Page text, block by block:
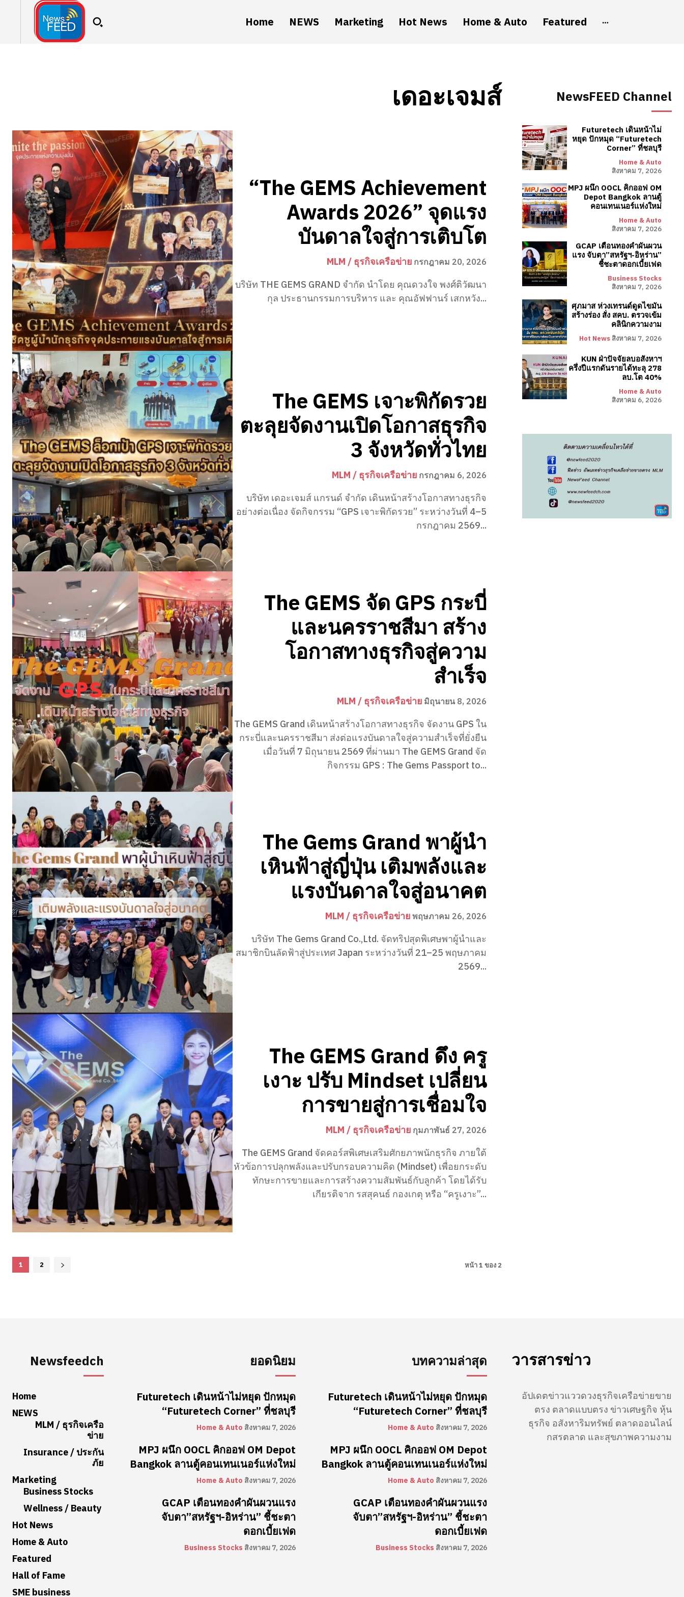
Home NEWS Marketing Hot News Home & Auto Featured
เดอะเจมส์
“The GEMS Achievement
Awards 2026” จุดแรง
บันดาลใจสู่การเติบโต
MLM / ธุรกิจเครือข่าย กรกฎาคม 20, 2026
บริษัท THE GEMS GRAND จำกัด นำโดย คุณดวงใจ พงศ์ติวัฒนา
กุล ประธานกรรมการบริหาร และ คุณอัฟฟานร์ เสกหวัง...
The GEMS เจาะพิกัดรวย
ตะลุยจัดงานเปิดโอกาสธุรกิจ
3 จังหวัดทั่วไทย
MLM / ธุรกิจเครือข่าย กรกฎาคม 6, 2026
บริษัท เดอะเจมส์ แกรนด์ จำกัด เดินหน้าสร้างโอกาสทางธุรกิจ
อย่างต่อเนื่อง จัดกิจกรรม “GPS เจาะพิกัดรวย” ระหว่างวันที่ 4–5
กรกฎาคม 2569...
The GEMS จัด GPS กระบี่
และนครราชสีมา สร้าง
โอกาสทางธุรกิจสู่ความ
สำเร็จ
MLM / ธุรกิจเครือข่าย มิถุนายน 8, 2026
The GEMS Grand เดินหน้าสร้างโอกาสทางธุรกิจ จัดงาน GPS ใน
กระบี่และนครราชสีมา ส่งต่อแรงบันดาลใจสู่ความสำเร็จที่ยั่งยืน
เมื่อวันที่ 7 มิถุนายน 2569 ที่ผ่านมา The GEMS Grand จัด
กิจกรรม GPS : The Gems Passport to...
The Gems Grand พาผู้นำ
เหินฟ้าสู่ญี่ปุ่น เติมพลังและ
แรงบันดาลใจสู่อนาคต
MLM / ธุรกิจเครือข่ายพฤษภาคม 26, 2026
บริษัท The Gems Grand Co.,Ltd. จัดทริปสุดพิเศษพาผู้นำและ
สมาชิกบินลัดฟ้าสู่ประเทศ Japan ระหว่างวันที่ 21–25 พฤษภาคม
2569...
The GEMS Grand ดึง ครู
เงาะ ปรับ Mindset เปลี่ยน
การขายสู่การเชื่อมใจ
MLM / ธุรกิจเครือข่าย กุมภาพันธ์ 27, 2026
The GEMS Grand จัดคอร์สพิเศษเสริมศักยภาพนักธุรกิจ ภายใต้
หัวข้อการปลุกพลังและปรับกรอบความคิด (Mindset) เพื่อยกระดับ
ทักษะการขายและการสร้างความสัมพันธ์กับลูกค้า โดยได้รับ
เกียรติจาก รสสุคนธ์ กองเกตุ หรือ “ครูเงาะ”...
1 2 หน้า 1 ของ 2
NewsFEED Channel
Futuretech เดินหน้าไม่
หยุด ปักหมุด “Futuretech
Corner” ที่ชลบุรี
Home & Auto
สิงหาคม 7, 2026
MPJ ผนึก OOCL คิกออฟ OM
Depot Bangkok ลานตู้
คอนเทนเนอร์แห่งใหม่
Home & Auto
สิงหาคม 7, 2026
GCAP เตือนทองคำผันผวน
แรง จับตา”สหรัฐฯ-อิหร่าน”
ชี้ชะตาดอกเบี้ยเฟด
Business Stocks
สิงหาคม 7, 2026
ศุภมาส ห่วงเทรนด์ดูดไขมัน
สร้างร่อง สั่ง สคบ. ตรวจเข้ม
คลินิกความงาม
Hot News สิงหาคม 7, 2026
KUN ฝ่าปัจจัยลบอสังหาฯ
ครึ่งปีแรกดันรายได้ทะลุ 278
ลบ.โต 40%
Home & Auto
สิงหาคม 6, 2026
Newsfeedch
Home
NEWS
MLM / ธุรกิจเครือ
ข่าย
Insurance / ประกัน
ภัย
Marketing
Business Stocks
Wellness / Beauty
Hot News
Home & Auto
Featured
Hall of Fame
SME business
ยอดนิยม
Futuretech เดินหน้าไม่หยุด ปักหมุด
“Futuretech Corner” ที่ชลบุรี
Home & Auto สิงหาคม 7, 2026
MPJ ผนึก OOCL คิกออฟ OM Depot
Bangkok ลานตู้คอนเทนเนอร์แห่งใหม่
Home & Auto สิงหาคม 7, 2026
GCAP เตือนทองคำผันผวนแรง
จับตา”สหรัฐฯ-อิหร่าน” ชี้ชะตา
ดอกเบี้ยเฟด
Business Stocks สิงหาคม 7, 2026
บทความล่าสุด
Futuretech เดินหน้าไม่หยุด ปักหมุด
“Futuretech Corner” ที่ชลบุรี
Home & Auto สิงหาคม 7, 2026
MPJ ผนึก OOCL คิกออฟ OM Depot
Bangkok ลานตู้คอนเทนเนอร์แห่งใหม่
Home & Auto สิงหาคม 7, 2026
GCAP เตือนทองคำผันผวนแรง
จับตา”สหรัฐฯ-อิหร่าน” ชี้ชะตา
ดอกเบี้ยเฟด
Business Stocks สิงหาคม 7, 2026
วารสารข่าว
อัปเดตข่าวแววดวงธุรกิจเครือข่ายขาย
ตรง ตลาดแบบตรง ข่าวเศษฐกิจ หุ้น
ธุรกิจ อสังหาริมทรัพย์ ตลาดออนไลน์
กสรตลาด และสุขภาพความงาม